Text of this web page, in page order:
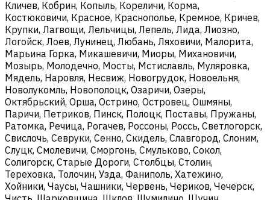
Кличев, Кобрин, Копыль, Кореличи, Корма,
Костюковичи, Красное, Краснополье, Кремное, Кричев,
Крупки, Лагвощи, Лельчицы, Лепель, Лида, Лиозно,
Логойск, Лоев, Лунинец, Любань, Ляховичи, Малорита,
Марьина Горка, Микашевичи, Миоры, Михановичи,
Мозырь, Молодечно, Мосты, Мстиславль, Муляровка,
Мядель, Наровля, Несвиж, Новогрудок, Новоельня,
Новолукомль, Новополоцк, Озаричи, Озеры,
Октябрьский, Орша, Острино, Островец, Ошмяны,
Паричи, Петриков, Пинск, Полоцк, Поставы, Пружаны,
Ратомка, Речица, Рогачев, Россоны, Россь, Светлогорск,
Свислочь, Севруки, Сенно, Скидель, Славгород, Слоним,
Слуцк, Смолевичи, Сморгонь, Смульково, Сокол,
Солигорск, Старые Дороги, Столбцы, Столин,
Тереховка, Толочин, Узда, Фаниполь, Хатежино,
Хойники, Чаусы, Чашники, Червень, Чериков, Чечерск,